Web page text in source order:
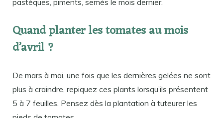
pastèques, piments, semés le mois dernier.
Quand planter les tomates au mois
d’avril ?
De mars à mai, une fois que les dernières gelées ne sont
plus à craindre, repiquez ces plants lorsqu’ils présentent
5 à 7 feuilles. Pensez dès la plantation à tuteurer les